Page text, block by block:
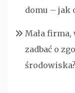
domu – jak
Mała
zadbać o
środowiska?